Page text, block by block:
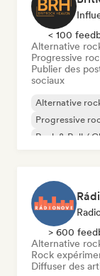
< 100
Alternative
Progressive
Publier des
sociaux
Alternative
Progressive
Rock & Roll /
> 600
Alternative
Rock
Diffuser des